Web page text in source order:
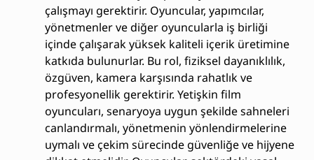
çalışmayı gerektirir. Oyuncular, yapımcılar,
yönetmenler ve diğer oyuncularla iş birliği
içinde çalışarak yüksek kaliteli içerik üretimine
katkıda bulunurlar. Bu rol, fiziksel dayanıklılık,
özgüven, kamera karşısında rahatlık ve
profesyonellik gerektirir. Yetişkin film
oyuncuları, senaryoya uygun şekilde sahneleri
canlandırmalı, yönetmenin yönlendirmelerine
uymalı ve çekim sürecinde güvenliğe ve hijyene